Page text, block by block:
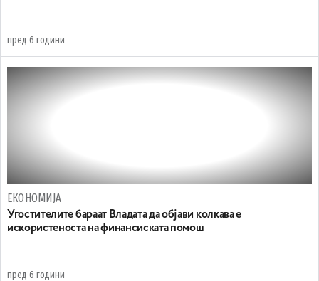
пред 6 години
ЕКОНОМИЈА
Угостителите бараат Владата да објави колкава е
искористеноста на финансиската помош
пред 6 години